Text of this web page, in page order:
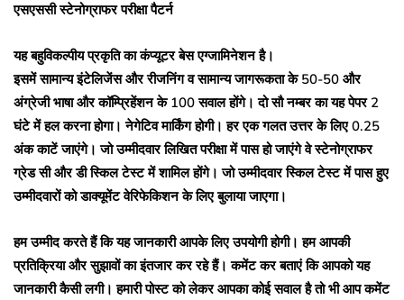
एसएससी स्टेनोग्राफर परीक्षा पैटर्न
यह बहुविकल्पीय प्रकृति का कंप्यूटर बेस एग्जामिनेशन है।
इसमें सामान्य इंटेलिजेंस और रीजनिंग व सामान्य जागरूकता के 50-50 और
अंग्रेजी भाषा और कॉम्प्रिहेंशन के 100 सवाल होंगे। दो सौ नम्बर का यह पेपर 2
घंटे में हल करना होगा। नेगेटिव मार्किंग होगी। हर एक गलत उत्तर के लिए 0.25
अंक काटें जाएंगे। जो उम्मीदवार लिखित परीक्षा में पास हो जाएंगे वे स्टेनोग्राफर
ग्रेड सी और डी स्किल टेस्ट में शामिल होंगे। जो उम्मीदवार स्किल टेस्ट में पास हुए
उम्मीदवारों को डाक्यूमेंट वेरिफेकिशन के लिए बुलाया जाएगा।
हम उम्मीद करते हैं कि यह जानकारी आपके लिए उपयोगी होगी। हम आपकी
प्रतिक्रिया और सुझावों का इंतजार कर रहे हैं। कमेंट कर बताएं कि आपको यह
जानकारी कैसी लगी। हमारी पोस्ट को लेकर आपका कोई सवाल है तो भी आप कमेंट